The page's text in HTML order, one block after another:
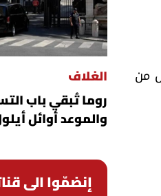
من
الغلاف
روما تُبقي باب
والموعد أوائل
إنضمّوا الى